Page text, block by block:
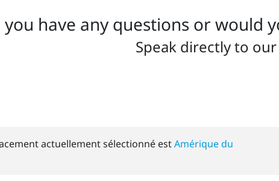
you have any questions or would
Speak directly to
actuellement sélectionné estAmérique du